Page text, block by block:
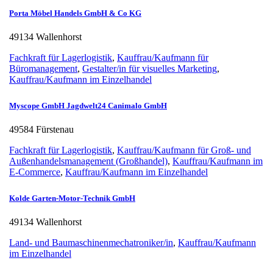
Porta Möbel Handels GmbH & Co KG
49134 Wallenhorst
Fachkraft für Lagerlogistik, Kauffrau/Kaufmann für
Büromanagement, Gestalter/in für visuelles Marketing,
Kauffrau/Kaufmann im Einzelhandel
Myscope GmbH Jagdwelt24 Canimalo GmbH
49584 Fürstenau
Fachkraft für Lagerlogistik, Kauffrau/Kaufmann für Groß- und
Außenhandelsmanagement (Großhandel), Kauffrau/Kaufmann im
E-Commerce, Kauffrau/Kaufmann im Einzelhandel
Kolde Garten-Motor-Technik GmbH
49134 Wallenhorst
Land- und Baumaschinenmechatroniker/in, Kauffrau/Kaufmann
im Einzelhandel